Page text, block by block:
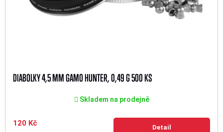
DIABOLKY 4,5 MM GAMO HUNTER, 0,49 G 500 KS
Skladem na prodejně
120 Kč Detail